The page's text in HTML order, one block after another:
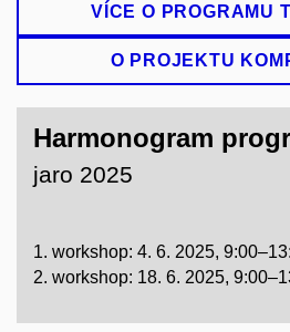
VÍCE O PROGRAMU
O PROJEKTU
Harmonogram
jaro 2025
1. workshop: 4. 6. 2025,
2. workshop: 18. 6. 2025,